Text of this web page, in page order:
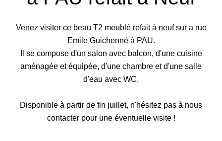
Venez visiter ce beau T2 meublé refait à neuf sur a rue
Emile Guichenné à PAU.
Il se compose d'un salon avec balcon, d'une cuisine
aménagée et équipée, d'une chambre et d'une salle
d'eau avec WC.
Disponible à partir de fin juillet, n'hésitez pas à nous
contacter pour une éventuelle visite !